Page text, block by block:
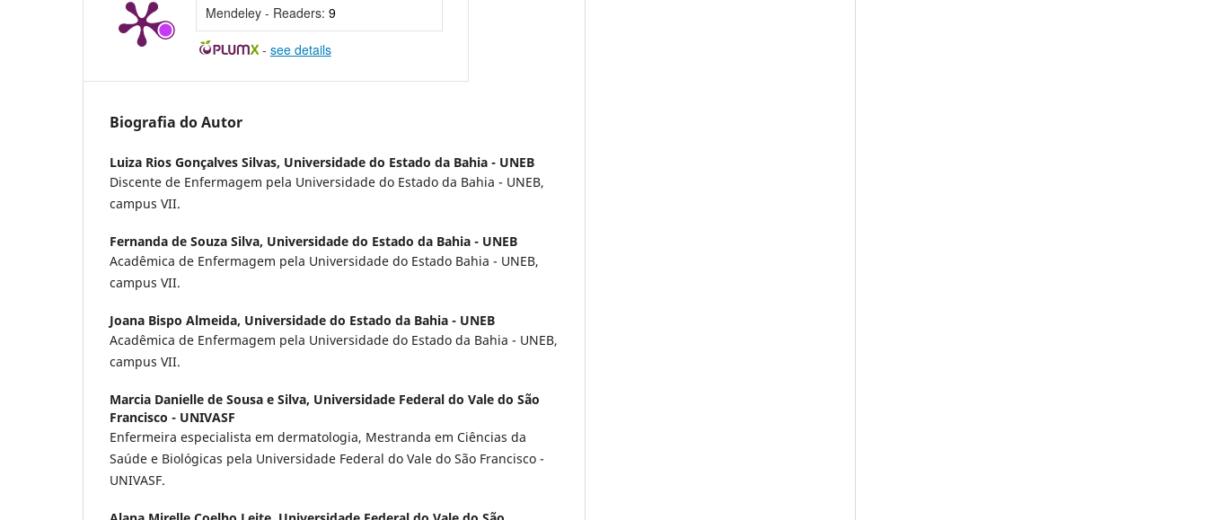
Mendeley - Readers: 9
- see details
Biografia do Autor
Luiza Rios Gonçalves Silvas, Universidade do Estado da Bahia - UNEB
Discente de Enfermagem pela Universidade do Estado da Bahia - UNEB,
campus VII.
Fernanda de Souza Silva, Universidade do Estado da Bahia - UNEB
Acadêmica de Enfermagem pela Universidade do Estado Bahia - UNEB,
campus VII.
Joana Bispo Almeida, Universidade do Estado da Bahia - UNEB
Acadêmica de Enfermagem pela Universidade do Estado da Bahia - UNEB,
campus VII.
Marcia Danielle de Sousa e Silva, Universidade Federal do Vale do São
Francisco - UNIVASF
Enfermeira especialista em dermatologia, Mestranda em Ciências da
Saúde e Biológicas pela Universidade Federal do Vale do São Francisco -
UNIVASF.